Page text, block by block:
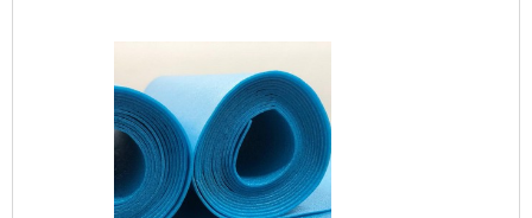
separados de um mesmo prédio.VANTAGENS
DA MANTA ACUSTICA COMPOSTA EM EPEA
manta acustica é capaz de alcançar alto
desempenho. O isolamento apr.